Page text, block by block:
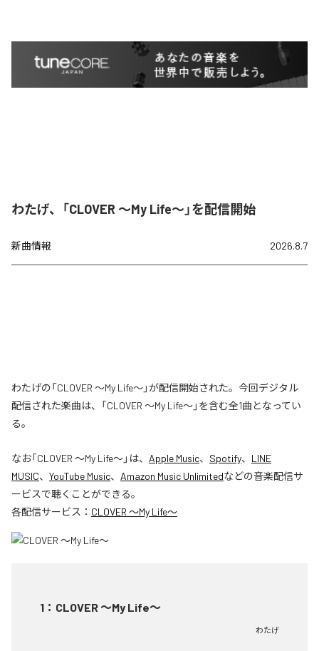
わたげ、「CLOVER ～My Life～」を配信開始
新曲情報 2026.8.7
わたげの「CLOVER ～My Life～」が配信開始された。今回デジタル
配信された楽曲は、「CLOVER ～My Life～」を含む全1曲となってい
る。
なお「CLOVER ～My Life～」は、 Apple Music、 Spotify、 LINE
MUSIC、 YouTube Music、 Amazon Music Unlimitedなどの音楽配信サ
ービスで聴くことができる。
各配信サービス： CLOVER ～My Life～
1 ： CLOVER ～My Life～
わたげ